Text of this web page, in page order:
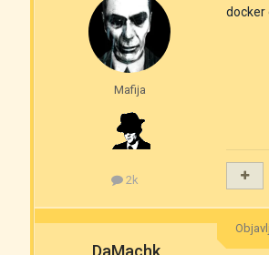
Mafija
2k
docker
DaMachk